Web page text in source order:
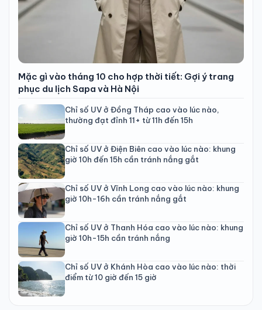
Mặc gì vào tháng 10 cho hợp thời tiết: Gợi ý trang
phục du lịch Sapa và Hà Nội
Chỉ số UV ở Đồng Tháp cao vào lúc nào,
thường đạt đỉnh 11+ từ 11h đến 15h
Chỉ số UV ở Điện Biên cao vào lúc nào: khung
giờ 10h đến 15h cần tránh nắng gắt
Chỉ số UV ở Vĩnh Long cao vào lúc nào: khung
giờ 10h-16h cần tránh nắng gắt
Chỉ số UV ở Thanh Hóa cao vào lúc nào: khung
giờ 10h-15h cần tránh nắng
Chỉ số UV ở Khánh Hòa cao vào lúc nào: thời
điểm từ 10 giờ đến 15 giờ